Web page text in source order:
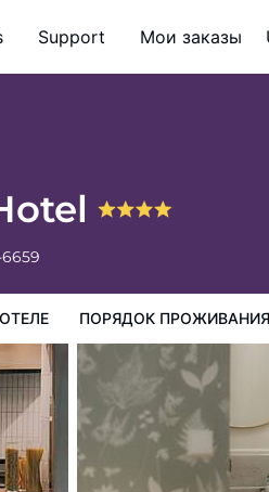
Support Мои заказы
ПОРЯДОК ПРОЖИВАНИЯ
в Отеле